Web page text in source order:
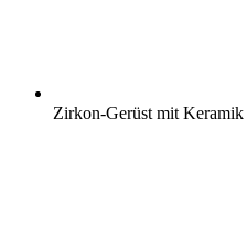
Zirkon-Gerüst mit Keramik